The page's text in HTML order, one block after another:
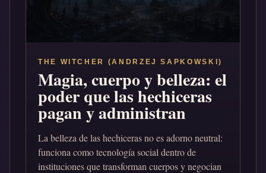
THE WITCHER (ANDRZEJ SAPKOWSKI)
Magia, cuerpo y belleza: el
poder que las hechiceras
pagan y administran
La belleza de las hechiceras no es adorno neutral:
funciona como tecnología social dentro de
instituciones que transforman cuerpos y negocian